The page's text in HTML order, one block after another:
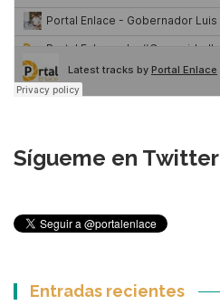
Sígueme en Twitter
Entradas recientes